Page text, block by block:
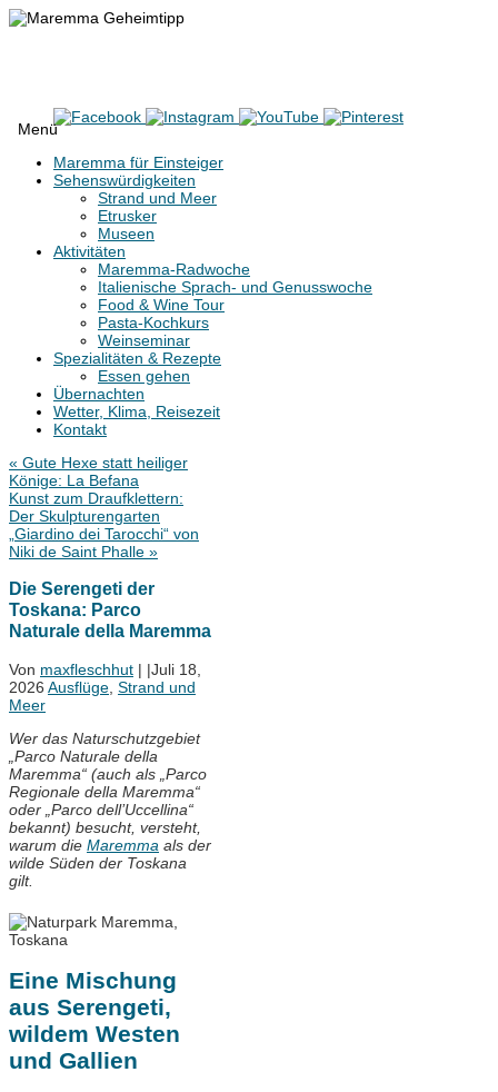
Menü
Zum
Inhalt
Maremma für Einsteiger
Sehenswürdigkeiten
Strand und Meer
Etrusker
Museen
Aktivitäten
Maremma-Radwoche
Italienische Sprach- und Genusswoche
Food & Wine Tour
Pasta-Kochkurs
Weinseminar
Spezialitäten & Rezepte
Essen gehen
Übernachten
Wetter, Klima, Reisezeit
Kontakt
« Gute Hexe statt heiliger
Könige: La Befana
Kunst zum Draufklettern:
Der Skulpturengarten
„Giardino dei Tarocchi“ von
Niki de Saint Phalle »
Die Serengeti der
Toskana: Parco
Naturale della Maremma
Von maxfleschhut | |Juli 18,
2026 Ausflüge Strand und
Meer
Wer das Naturschutzgebiet
„Parco Naturale della
Maremma“ (auch als „Parco
Regionale della Maremma“
oder „Parco dell’Uccellina“
bekannt) besucht, versteht,
warum die Maremma als der
wilde Süden der Toskana
gilt.
Eine Mischung
aus Serengeti,
wildem Westen
und Gallien